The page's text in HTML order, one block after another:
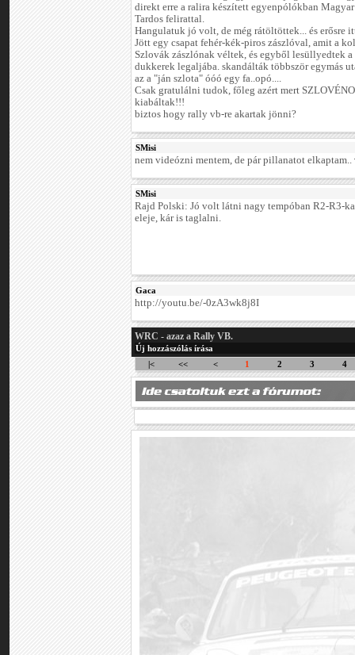
direkt erre a ralira készített egyenpólókban
Tardos felirattal.
Hangulatuk jó volt, de még rátöltöttek... és erősre
Jött egy csapat fehér-kék-piros zászlóval, amit a
Szlovák zászlónak véltek, és egyből lesüllyedtek
dukkerek legaljába. skandálták többször egymás
az a "ján szlota" óóó egy fa..opó....
Csak gratulálni tudok, főleg azért mert
kiabáltak!!!
biztos hogy rally vb-re akartak jönni?
SMisi
nem videózni mentem, de pár pillanatot elkaptam..
SMisi
Rajd Polski: Jó volt látni nagy tempóban R2-R3-
eleje, kár is taglalni.
Gaca
http://youtu.be/-0zA3wk8j8I
WRC - azaz a Rally VB.
Új hozzászólás írása
|<
<< < 1 2 3 4